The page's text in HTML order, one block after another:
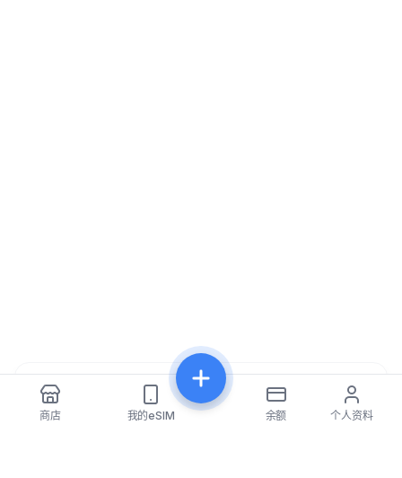
商店 我的eSIM 余额 个人资料